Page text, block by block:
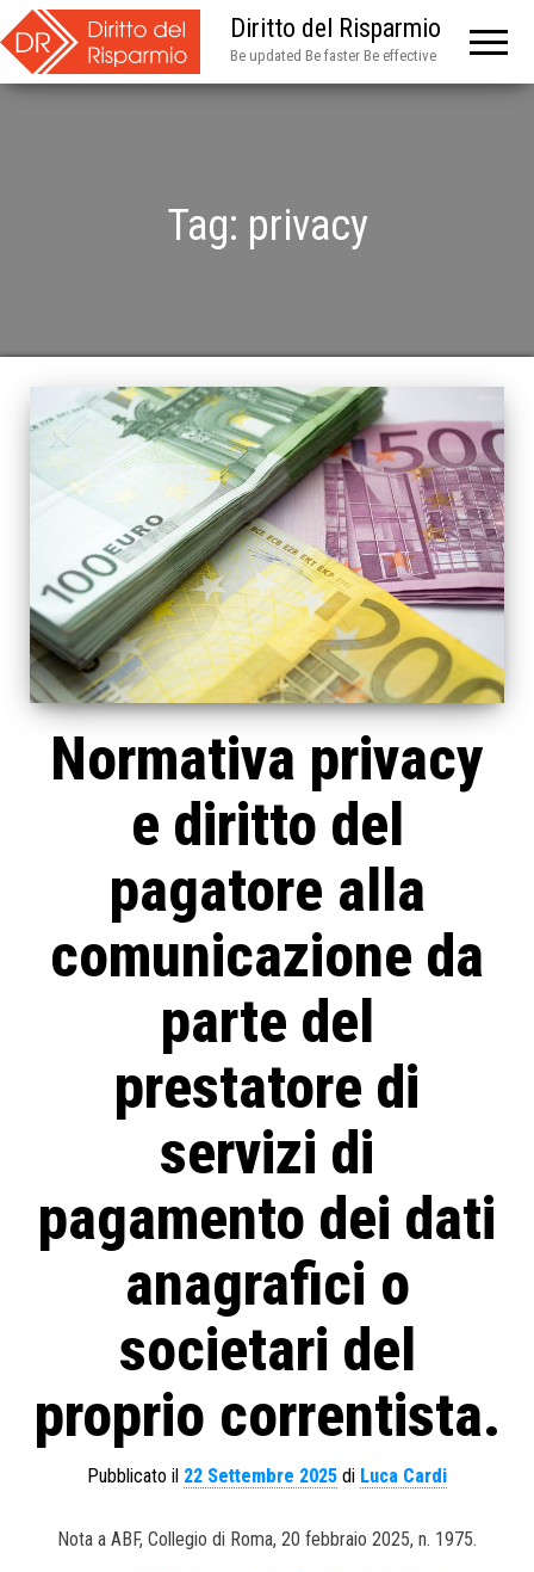
Diritto del Risparmio
Be updated Be faster Be effective
Tag: privacy
Normativa privacy
e diritto del
pagatore alla
comunicazione da
parte del
prestatore di
servizi di
pagamento dei dati
anagrafici o
societari del
proprio correntista.
Pubblicato il 22 Settembre 2025 di Luca Cardi
Nota a ABF, Collegio di Roma, 20 febbraio 2025, n. 1975.